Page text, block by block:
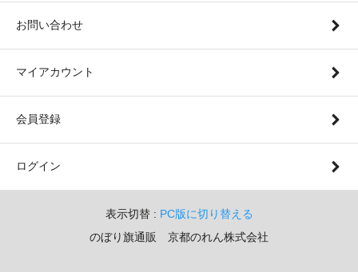
お問い合わせ
マイアカウント
会員登録
ログイン
表示切替 : PC版に切り替える
のぼり旗通販 京都のれん株式会社